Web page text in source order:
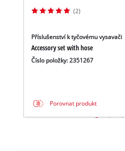
(2)
Příslušenství k tyčovému vysavači
Accessory set with hose
Číslo položky: 2351267
Porovnat produkt